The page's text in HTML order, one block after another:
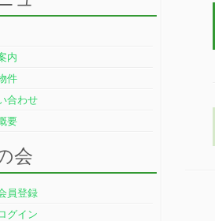
内
件
合わせ
要
会
員登録
グイン